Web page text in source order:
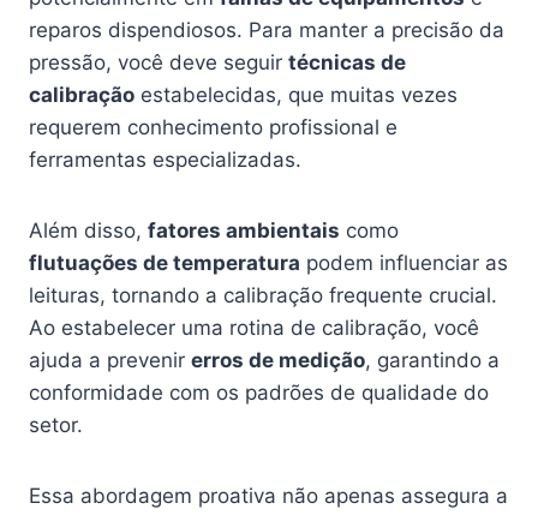
reparos dispendiosos. Para manter a precisão da
pressão, você deve seguir técnicas de
calibração estabelecidas, que muitas vezes
requerem conhecimento profissional e
ferramentas especializadas.
Além disso, fatores ambientais como
flutuações de temperatura podem influenciar as
leituras, tornando a calibração frequente crucial.
Ao estabelecer uma rotina de calibração, você
ajuda a prevenir erros de medição, garantindo a
conformidade com os padrões de qualidade do
setor.
Essa abordagem proativa não apenas assegura a